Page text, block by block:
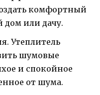
комфортный
или дачу.
Утеплитель
шумовые
и спокойное
от шума.